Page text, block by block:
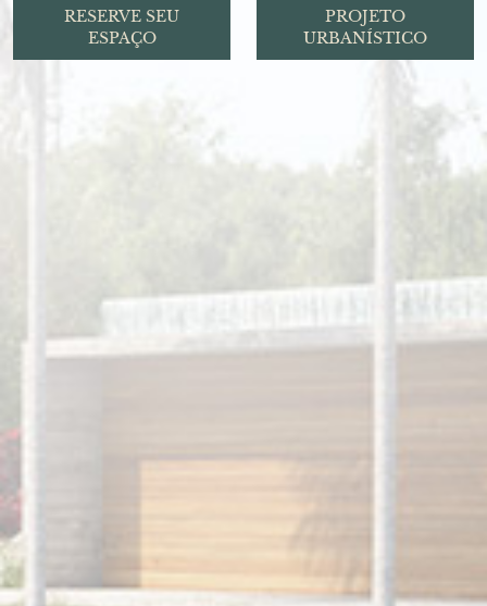
RESERVE SEU
ESPAÇO
PROJETO
URBANÍSTICO